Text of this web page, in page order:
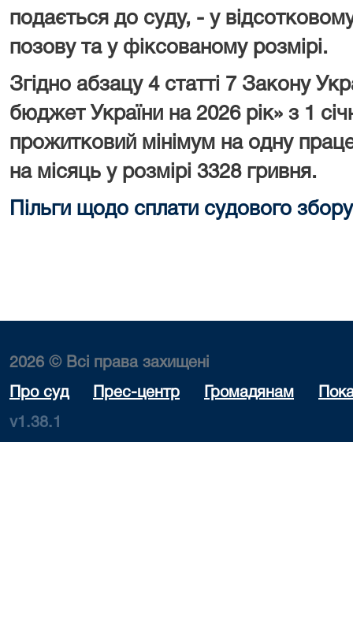
подається до суду, - у
позову та у фіксованому розмірі.
Згідно абзацу 4 статті 7 Закону
бюджет України на 2026 рік» з 1
прожитковий мінімум на одну
на місяць у розмірі 3328 гривня.
Пільги щодо сплати судового збору
2026 © Всі права захищені
Про суд Прес-центр Громадянам
v1.38.1